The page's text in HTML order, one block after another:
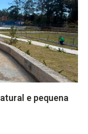
e pequena